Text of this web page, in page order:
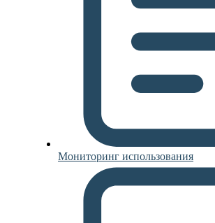
Мониторинг использования